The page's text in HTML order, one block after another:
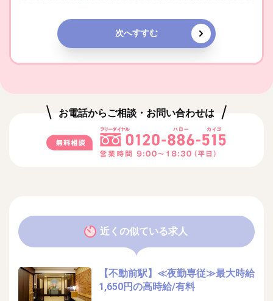
次へすすむ
お電話からご相談・お問い合わせは
近くの似ている求人
【不動前駅】≪夜勤専従≫最大時給
1,650円の高時給/有料